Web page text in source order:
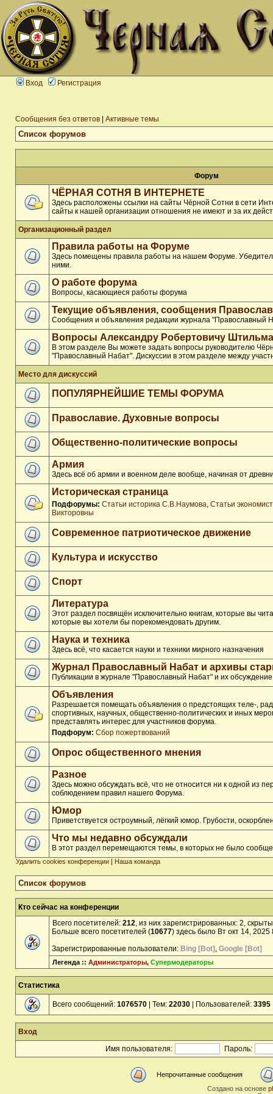
Вход Регистрация
Сообщения без ответов Активные темы
Список форумов
Форум
ЧЁРНАЯ СОТНЯ В ИНТЕРНЕТЕ
Здесь расположены ссылки на сайты Чёрной Сотни в сети
сайты к нашей организации отношения не имеют и за их
Организационный раздел
Правила работы на Форуме
Здесь помещены правила работы на нашем Форуме.
ними.
О работе форума
Вопросы, касающиеся работы форума
Текущие объявления, сообщения
Сообщения и объявления редакции журнала "Православный
Вопросы Александру Робертовичу
В этом разделе Вы можете задать вопросы руководителю
"Православный Набат". Дискуссии в этом разделе между
Место для дискуссий
ПОПУЛЯРНЕЙШИЕ ТЕМЫ ФОРУМА
Православие. Духовные вопросы
Общественно-политические вопросы
Армия
Здесь всё об армии и военном деле вообще, начиная от
Историческая страница
Подфорумы: Статьи историка С.В.Наумова, Статьи
Викторовны
Современное патриотическое движение
Культура и искусство
Спорт
Литература
Этот раздел посвящён исключительно книгам, которые вы
которые вы хотели бы порекомендовать другим.
Наука и техника
Здесь всё, что касается науки и техники мирного назначения
Журнал Православный Набат и архивы
Публикации в журнале "Православный Набат" и их обсуждение
Объявления
Разрешается помещать объявления о предстоящих теле-,
спортивных, научных, общественно-политических и иных
представлять интерес для участников форума.
Подфорум: Сбор пожертвований
Опрос общественного мнения
Разное
Здесь можно обсуждать всё, что не относится ни к одной из
соблюдением правил нашего Форума.
Юмор
Приветствуется остроумный, лёгкий юмор. Грубости,
Что мы недавно обсуждали
В этот раздел перемещаются темы, в которых не было
Удалить cookies конференции | Наша команда
Список форумов
Кто сейчас на конференции
Всего посетителей: 212, из них зарегистрированных: 2,
Больше всего посетителей (10677) здесь было Вт окт 14, 2025
Зарегистрированные пользователи: Bing [Bot] , Google [Bot]
Легенда :: Администраторы, Супермодераторы
Статистика
Всего сообщений: 1076570 | Тем: 22030 | Пользователей: 3395
Вход
Имя пользователя:
Пароль:
Непрочитанные сообщения
Создано на основе